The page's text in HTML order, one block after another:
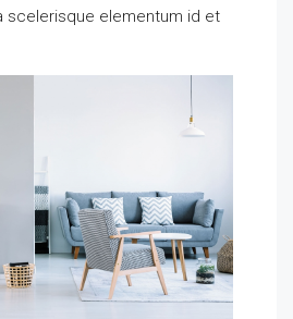
scelerisque elementum id et